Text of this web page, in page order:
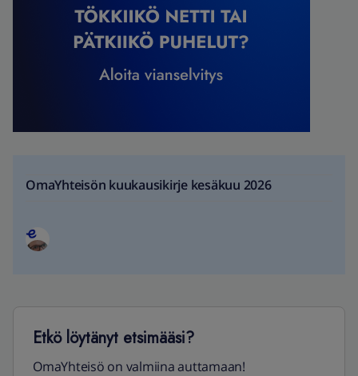
OmaYhteisön kuukausikirje kesäkuu 2026
Etkö löytänyt etsimääsi?
OmaYhteisö on valmiina auttamaan!